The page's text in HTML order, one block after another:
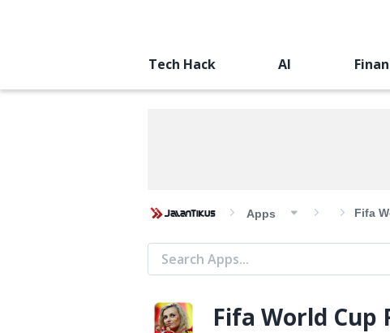
Tech Hack AI
Apps Fifa
Fifa World Cup